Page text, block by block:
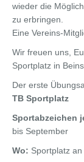
wieder die
zu erbringen.
Eine Vereins-
Wir freuen uns,
Sportplatz in
Der erste
TB Sportplatz
Sportabzeichen
bis September
Wo: Sportplatz